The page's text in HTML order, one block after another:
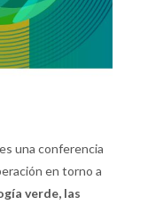
una conferencia
en torno a
verde, las